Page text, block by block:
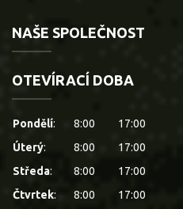
NAŠE SPOLEČNOST
OTEVÍRACÍ DOBA
Pondělí: 8:00
17:00
Úterý: 8:00
17:00
Středa: 8:00
17:00
Čtvrtek: 8:00
17:00